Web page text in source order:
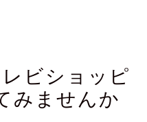
ビショッピ
みませんか